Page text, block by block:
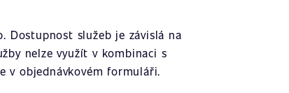
Dostupnost služeb je závislá na
nelze využít v kombinaci s
v objednávkovém formuláři.